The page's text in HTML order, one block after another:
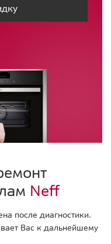
Neff
после диагностики.
Вас к дальнейшему